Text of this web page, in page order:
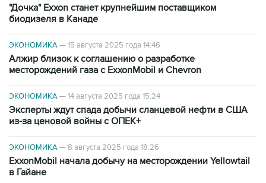
"Дочка" Exxon станет крупнейшим поставщиком
биодизеля в Канаде
ЭКОНОМИКА—15 августа 2025 года 14:46
Алжир близок к соглашению о разработке
месторождений газа с ExxonMobil и Chevron
ЭКОНОМИКА—14 августа 2025 года 15:24
Эксперты ждут спада добычи сланцевой нефти в США
из-за ценовой войны с ОПЕК+
ЭКОНОМИКА—8 августа 2025 года 18:26
ExxonMobil начала добычу на месторождении Yellowtail
в Гайане